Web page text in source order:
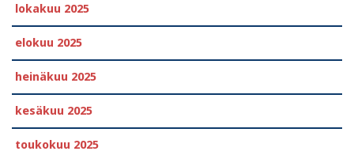
lokakuu 2025
elokuu 2025
heinäkuu 2025
kesäkuu 2025
toukokuu 2025